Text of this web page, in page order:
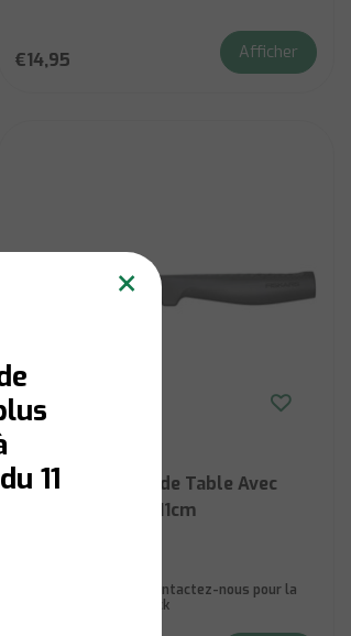
€14,95 Afficher
Fiskars Couteau de Table Avec
Couvercle Noir - 11cm
Contactez-nous pour la
disponibilité du stock
×
11